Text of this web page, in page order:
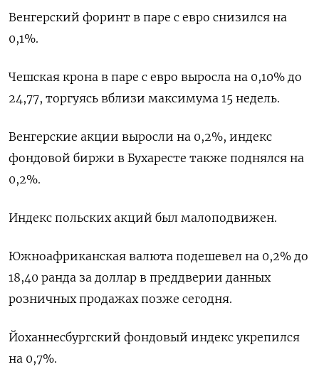
Венгерский форинт в паре с евро снизился на
0,1%.
Чешская крона в паре с евро выросла на 0,10% до
24,77, торгуясь вблизи максимума 15 недель.
Венгерские акции выросли на 0,2%, индекс
фондовой биржи в Бухаресте также поднялся на
0,2%.
Индекс польских акций был малоподвижен.
Южноафриканская валюта подешевел на 0,2% до
18,40 ранда за доллар в преддверии данных
розничных продажах позже сегодня.
Йоханнесбургский фондовый индекс укрепился
на 0,7%.